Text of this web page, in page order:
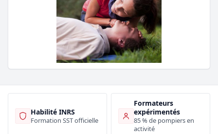
Habilité INRS
Formation SST officielle
Formateurs
expérimentés
85 % de pompiers en
activité